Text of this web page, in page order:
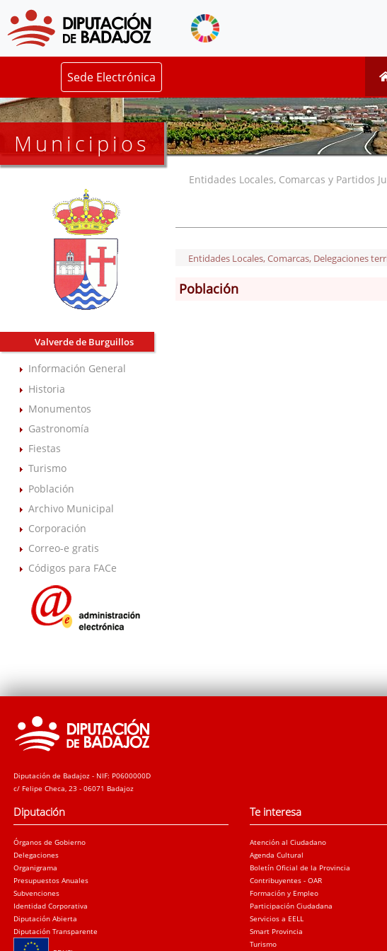
Sede Electrónica
Municipios
Valverde de Burguillos
Información General
Historia
Monumentos
Gastronomía
Fiestas
Turismo
Población
Archivo Municipal
Corporación
Correo-e gratis
Códigos para FACe
Entidades Locales, Comarcas y Partidos
Entidades Locales, Comarcas, Delegaciones
Población
Diputación de Badajoz - NIF: P0600000D
c/ Felipe Checa, 23 - 06071 Badajoz
Diputación
Órganos de Gobierno
Delegaciones
Organigrama
Presupuestos Anuales
Subvenciones
Identidad Corporativa
Diputación Abierta
Diputación Transparente
Te interesa
Atención al Ciudadano
Agenda Cultural
Boletín Oficial de la Provincia
Contribuyentes - OAR
Formación y Empleo
Participación Ciudadana
Servicios a EELL
Smart Provincia
Turismo